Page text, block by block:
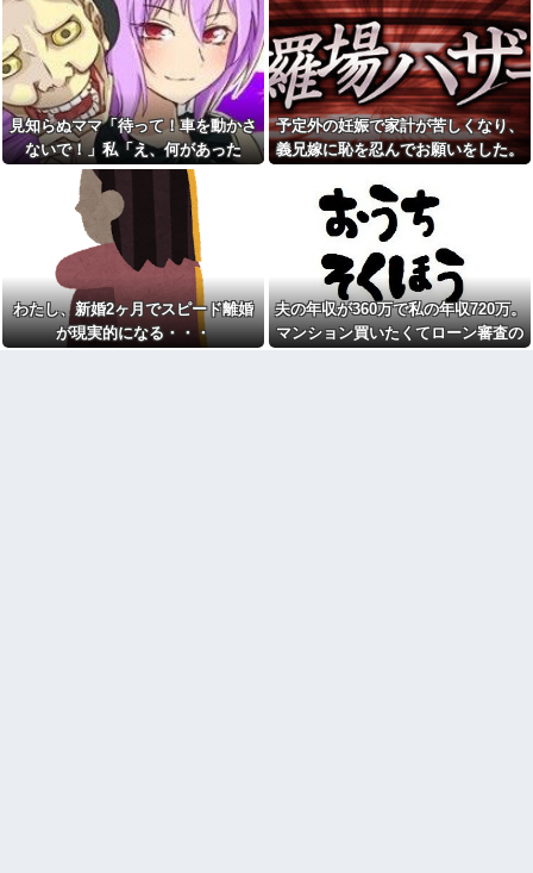
レストランで。夫婦「今日は
娘の誕生日なんです」店員
「少々お待ちください」→運ば
れてきた"あるもの"に思わず涙
がこぼれて…
5人子持ちの義弟嫁がノイロー
ゼで離婚。障害のある子を含む3
人の子どもを預かることになっ
たのだが...
夫に「自炊を覚えて！一緒に
料理しよう」と言ったら、レス
トランの予約をされた。自炊計
画は完全に狂って…
トメ「うちも同居しましょ
う！」夫「分かったよ」私「え
っ…？」→数カ月後、夫が笑顔
で語った同居計画の中身にトメ
絶句…
トメ「お腹の子は孫と認めな
友達増やす人の心理
マジでこれだけは日本製じゃ
ないとダメな物 、ガチで何があ
る？
【閲覧注意】女性向けバイ
ブ、進化しすぎて寄生獣みたい
になってしまう・・・他
【発見】発達っぽい奴の共通
点って『立場を理解できない』
貧乏学生だった頃に付き合っ
たお嬢様の彼女。毎回持ってく
る手土産が想像以上で複雑な気
持ちになり…
義父「嫁にたぶらかされたん
だろうが、目を覚まさなければ
縁を切る」夫「それで俺が困る
ことって何？」義父「お前には
財産を残さん！！」夫「財産な
の中身にトメ絶句…
見知らぬママ「待って！車を動かさ
ないで！」私「え、何があった
の！？」→慌てて降りると園長先生
が激怒していて…
予定外の妊娠で家計が苦しくなり、
義兄嫁に恥を忍んでお願いをした。
わたし、新婚2ヶ月でスピード離婚
が現実的になる・・・
夫の年収が360万で私の年収720万。
マンション買いたくてローン審査の